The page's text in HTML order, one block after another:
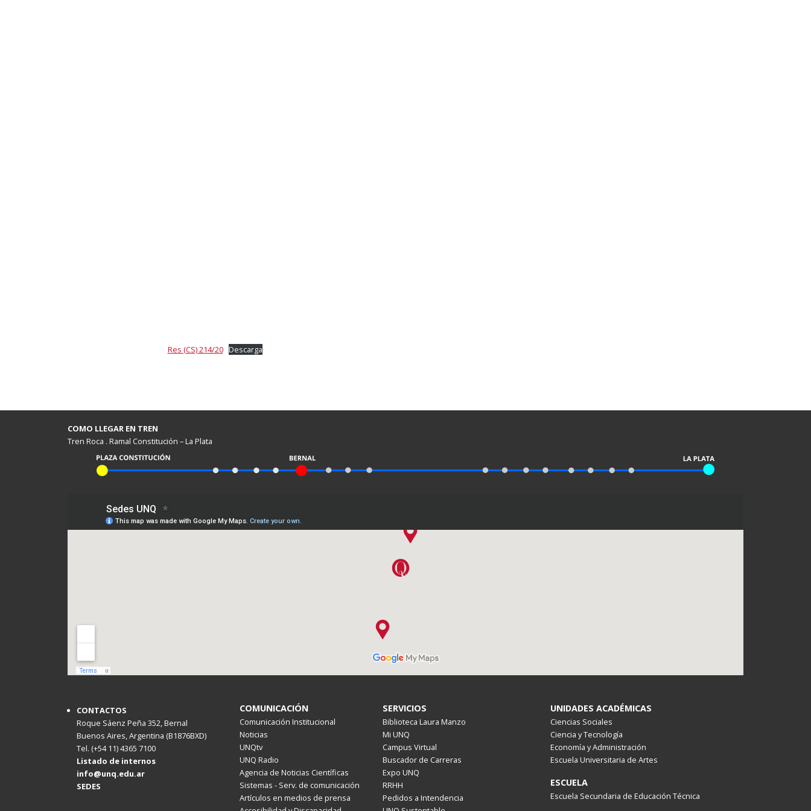
Res (CS) 214/20 Descarga
COMO LLEGAR EN TREN
Tren Roca . Ramal Constitución – La Plata
CONTACTOS
Roque Sáenz Peña 352, Bernal
Buenos Aires, Argentina (B1876BXD)
Tel. (+54 11) 4365 7100
Listado de internos
info@unq.edu.ar
SEDES
COMUNICACIÓN
Comunicación Institucional
Noticias
UNQtv
UNQ Radio
Agencia de Noticias Científicas
Sistemas - Serv. de comunicación
Artículos en medios de prensa
SERVICIOS
Biblioteca Laura Manzo
Mi UNQ
Campus Virtual
Buscador de Carreras
Expo UNQ
RRHH
Pedidos a Intendencia
UNIDADES ACADÉMICAS
Ciencias Sociales
Ciencia y Tecnología
Economía y Administración
Escuela Universitaria de Artes
ESCUELA
Escuela Secundaria de Educación Técnica